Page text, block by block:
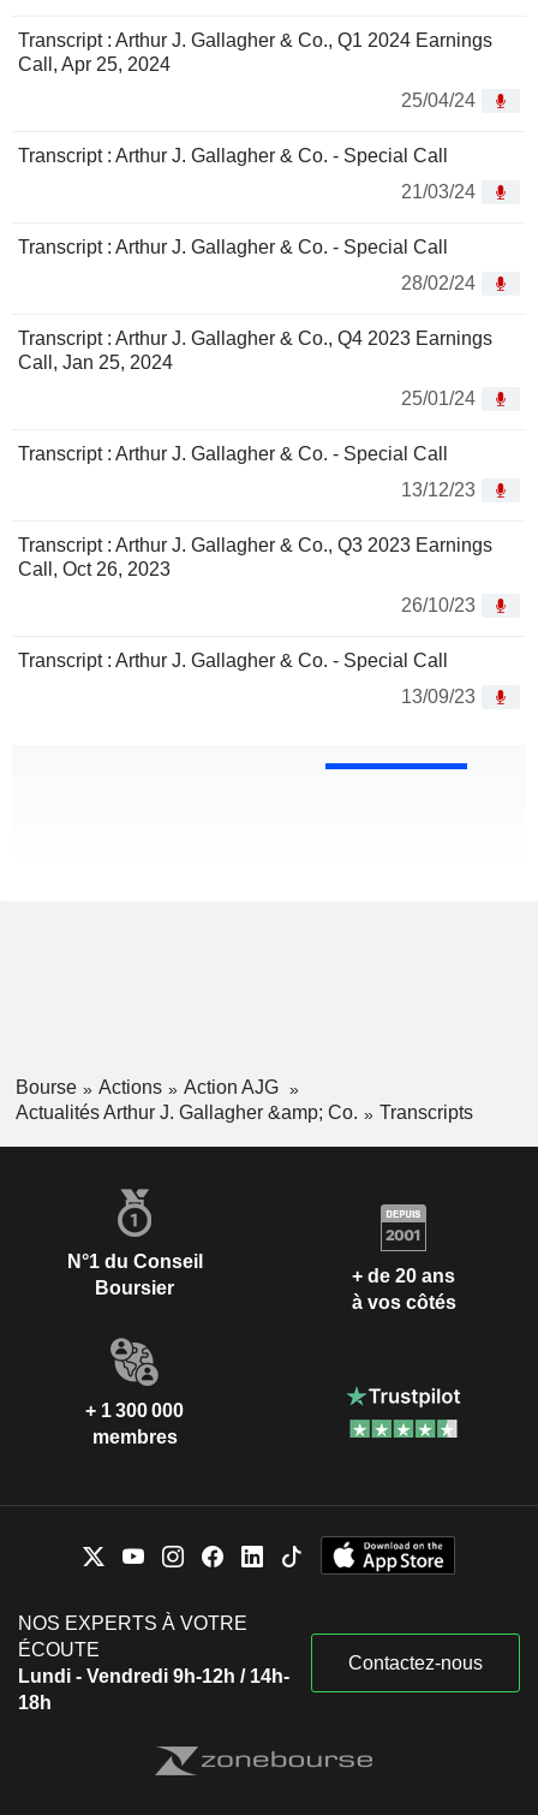
Transcript : Arthur J. Gallagher & Co., Q1 2024 Earnings
Call, Apr 25, 2024
25/04/24
Transcript : Arthur J. Gallagher & Co. - Special Call
21/03/24
Transcript : Arthur J. Gallagher & Co. - Special Call
28/02/24
Transcript : Arthur J. Gallagher & Co., Q4 2023 Earnings
Call, Jan 25, 2024
25/01/24
Transcript : Arthur J. Gallagher & Co. - Special Call
13/12/23
Transcript : Arthur J. Gallagher & Co., Q3 2023 Earnings
Call, Oct 26, 2023
26/10/23
Transcript : Arthur J. Gallagher & Co. - Special Call
13/09/23
Bourse Actions
Action AJG
Actualités Arthur J. Gallagher &amp; Co.
Transcripts
N°1 du Conseil
Boursier
+ de 20 ans
à vos côtés
+ 1 300 000
membres
NOS EXPERTS À VOTRE
ÉCOUTE
Lundi - Vendredi 9h-12h / 14h-
18h
Contactez-nous